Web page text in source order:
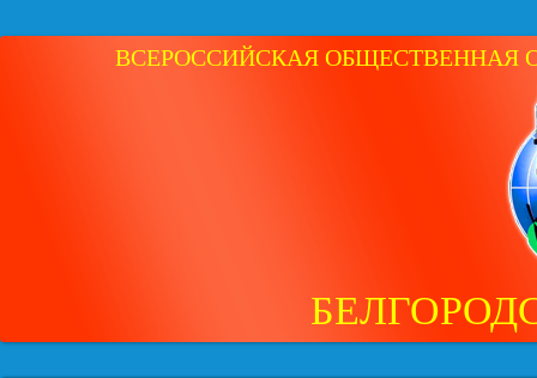
ВСЕРОССИЙСКАЯ ОБЩЕСТВЕННАЯ